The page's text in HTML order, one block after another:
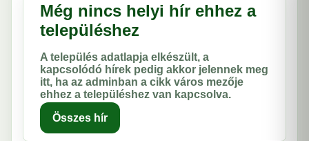
Még nincs helyi hír ehhez a
településhez
A település adatlapja elkészült, a
kapcsolódó hírek pedig akkor jelennek meg
itt, ha az adminban a cikk város mezője
ehhez a településhez van kapcsolva.
Összes hír